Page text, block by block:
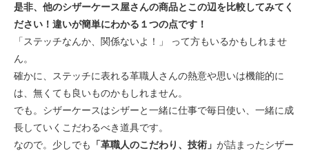
是非、他のシザーケース屋さんの商品とこの辺を比較してみてく
ださい！違いが簡単にわかる１つの点です！
「ステッチなんか、関係ないよ！」 って方もいるかもしれませ
ん。
確かに、ステッチに表れる革職人さんの熱意や思いは機能的に
は、無くても良いものかもしれません。
でも。シザーケースはシザーと一緒に仕事で毎日使い、一緒に成
長していくこだわるべき道具です。
なので。少しでも 「革職人のこだわり、技術」 が詰まったシザー